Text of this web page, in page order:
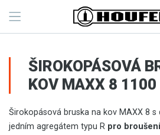
ŠIROKOPÁSOVÁ
KOV MAXX 8 1100
Širokopásová bruska na kov MAXX 8
jedním agregátem typu R pro